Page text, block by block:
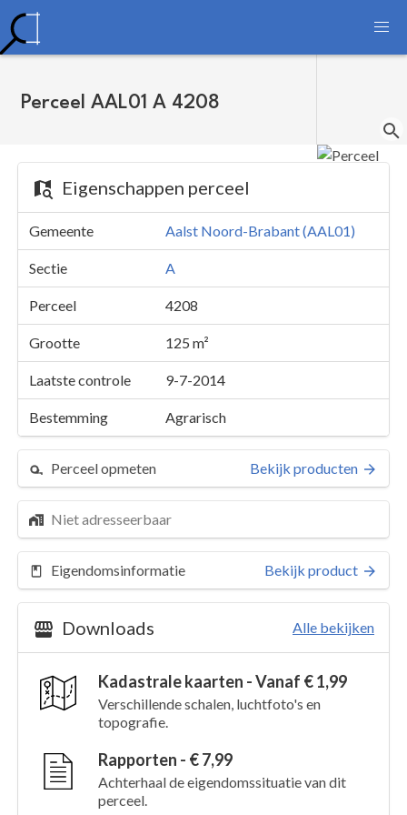
Perceel AAL01 A 4208
Eigenschappen perceel
Gemeente Aalst Noord-Brabant (AAL01)
Sectie A
Perceel 4208
Grootte 125 m²
Laatste controle 9-7-2014
Bestemming Agrarisch
Perceel opmeten Bekijk producten
Niet adresseerbaar
Eigendomsinformatie Bekijk product
Downloads Alle bekijken
Kadastrale kaarten - Vanaf € 1,99
Verschillende schalen, luchtfoto's en
topografie.
Rapporten - € 7,99
Achterhaal de eigendomssituatie van dit
perceel.
Perceel 4208
Kaarten en rapporten